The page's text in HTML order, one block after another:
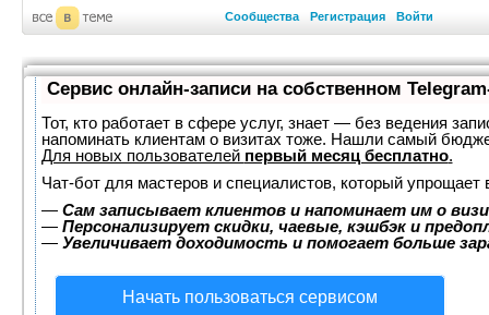
Сообщества Регистрация Войти
Сервис онлайн-записи на собственном
Тот, кто работает в сфере услуг, знает — без ведения
напоминать клиентам о визитах тоже. Нашли самый
Для новых пользователей первый месяц бесплатно.
Чат-бот для мастеров и специалистов, который упрощает
— Сам записывает клиентов и напоминает им о
— Персонализирует скидки, чаевые, кэшбэк и
— Увеличивает доходимость и помогает больше
Начать пользоваться сервисом